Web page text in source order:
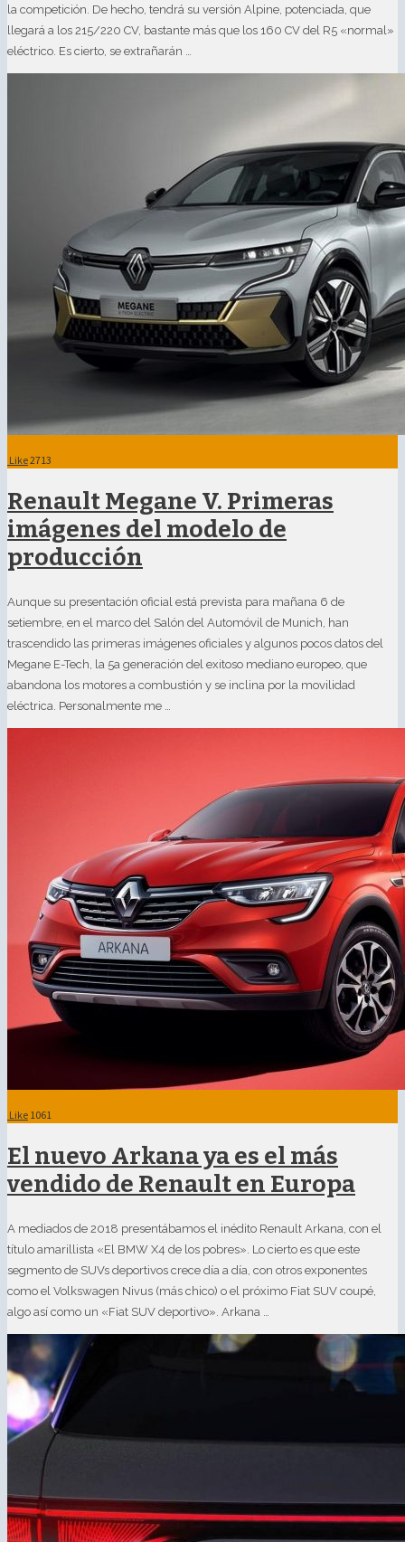
la competición. De hecho, tendrá su versión Alpine, potenciada, que
llegará a los 215/220 CV, bastante más que los 160 CV del R5 «normal»
eléctrico. Es cierto, se extrañarán …
Like2713
Renault Megane V. Primeras
imágenes del modelo de
producción
Aunque su presentación oficial está prevista para mañana 6 de
setiembre, en el marco del Salón del Automóvil de Munich, han
trascendido las primeras imágenes oficiales y algunos pocos datos del
Megane E-Tech, la 5a generación del exitoso mediano europeo, que
abandona los motores a combustión y se inclina por la movilidad
eléctrica. Personalmente me …
Like 1061
El nuevo Arkana ya es el más
vendido de Renault en Europa
A mediados de 2018 presentábamos el inédito Renault Arkana, con el
título amarillista «El BMW X4 de los pobres». Lo cierto es que este
segmento de SUVs deportivos crece día a día, con otros exponentes
como el Volkswagen Nivus (más chico) o el próximo Fiat SUV coupé,
algo así como un «Fiat SUV deportivo». Arkana …